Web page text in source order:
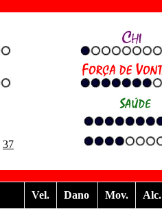
37
Vel. Dano Mov.
Alc.